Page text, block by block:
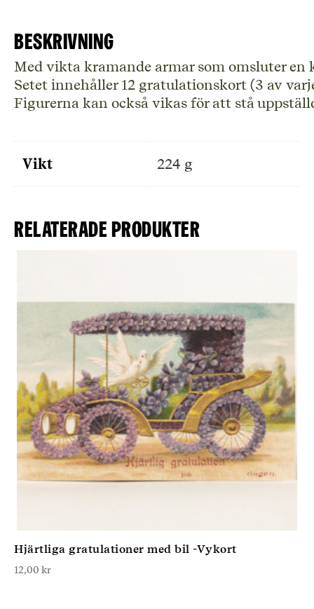
mängd
Beskrivning
Med vikta kramande armar som omsluter
Setet innehåller 12 gratulationskort (3 av
Figurerna kan också vikas för att stå
Vikt 224 g
Relaterade produkter
Hjärtliga gratulationer med bil -Vykort
12,00 kr